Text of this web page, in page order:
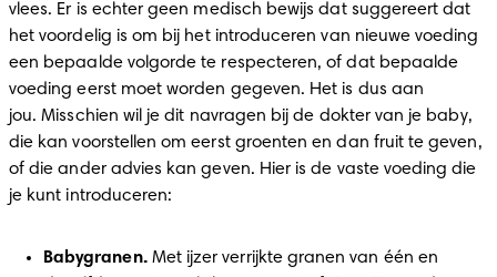
vlees. Er is echter geen medisch bewijs dat suggereert dat
het voordelig is om bij het introduceren van nieuwe voeding
een bepaalde volgorde te respecteren, of dat bepaalde
voeding eerst moet worden gegeven. Het is dus aan
jou. Misschien wil je dit navragen bij de dokter van je baby,
die kan voorstellen om eerst groenten en dan fruit te geven,
of die ander advies kan geven. Hier is de vaste voeding die
je kunt introduceren:
Babygranen. Met ijzer verrijkte granen van één en